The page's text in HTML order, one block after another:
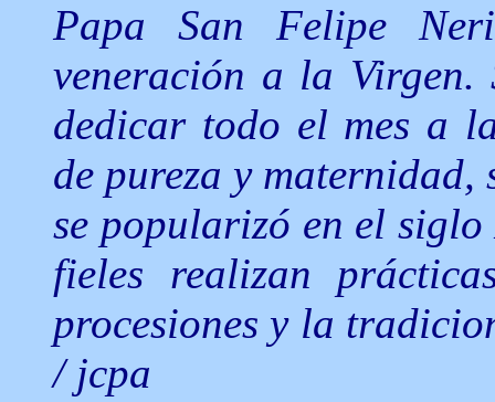
Papa San Felipe
veneración a la Virgen.
dedicar todo el mes a
de pureza y
se popularizó en el
fieles realizan
procesiones y la
/ jcpa